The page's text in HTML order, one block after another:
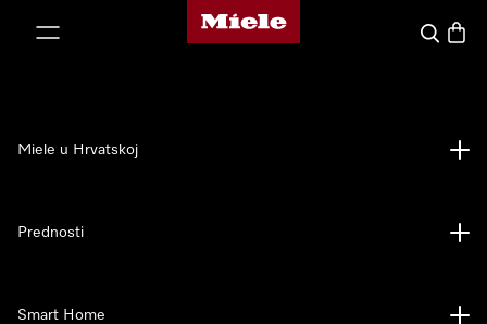
Miele početna stranica
Pretraga
Miele u Hrvatskoj
Prednosti
Smart Home